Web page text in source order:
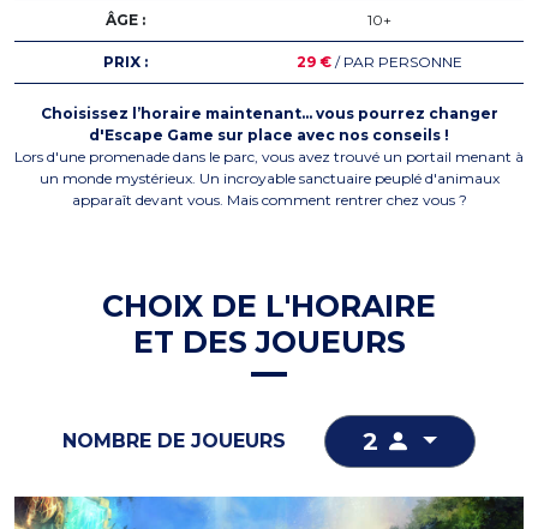
ÂGE : 10+
PRIX : 29 € / PAR PERSONNE
Choisissez l’horaire maintenant… vous pourrez changer
d'Escape Game sur place avec nos conseils !
Lors d'une promenade dans le parc, vous avez trouvé un portail menant à
un monde mystérieux. Un incroyable sanctuaire peuplé d'animaux
apparaît devant vous. Mais comment rentrer chez vous ?
CHOIX DE L'HORAIRE
ET DES JOUEURS
NOMBRE DE JOUEURS 2